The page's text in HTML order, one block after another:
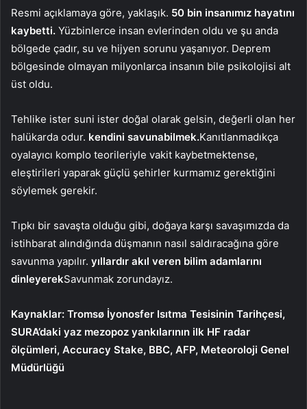
Resmi açıklamaya göre, yaklaşık. 50 bin insanımız hayatını
kaybetti. Yüzbinlerce insan evlerinden oldu ve şu anda
bölgede çadır, su ve hijyen sorunu yaşanıyor. Deprem
bölgesinde olmayan milyonlarca insanın bile psikolojisi alt
üst oldu.
Tehlike ister suni ister doğal olarak gelsin, değerli olan her
halükarda odur. kendini savunabilmek.Kanıtlanmadıkça
oyalayıcı komplo teorileriyle vakit kaybetmektense,
eleştirileri yaparak güçlü şehirler kurmamız gerektiğini
söylemek gerekir.
Tıpkı bir savaşta olduğu gibi, doğaya karşı savaşımızda da
istihbarat alındığında düşmanın nasıl saldıracağına göre
savunma yapılır. yıllardır akıl veren bilim adamlarını
dinleyerekSavunmak zorundayız.
Kaynaklar: Tromsø İyonosfer Isıtma Tesisinin Tarihçesi,
SURA’daki yaz mezopoz yankılarının ilk HF radar
ölçümleri, Accuracy Stake, BBC, AFP, Meteoroloji Genel
Müdürlüğü